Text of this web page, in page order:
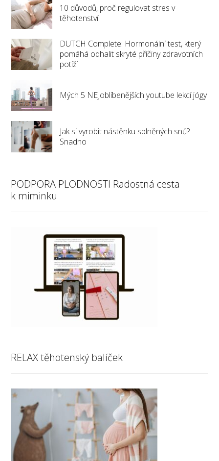
10 důvodů, proč regulovat stres v
těhotenství
DUTCH Complete: Hormonální test, který
pomáhá odhalit skryté příčiny zdravotních
potíží
Mých 5 NEJoblíbenějších youtube lekcí jógy
Jak si vyrobit nástěnku splněných snů?
Snadno
PODPORA PLODNOSTI Radostná cesta
k miminku
RELAX těhotenský balíček